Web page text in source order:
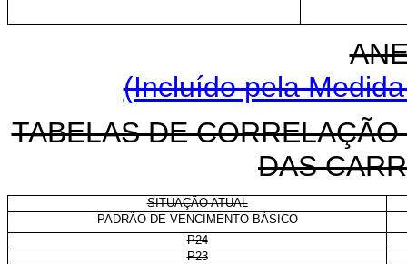
(Incluído pela
TABELAS DE
DAS
SITUAÇÃO ATUAL
PADRÃO DE VENCIMENTO BÁSICO
P24
P23